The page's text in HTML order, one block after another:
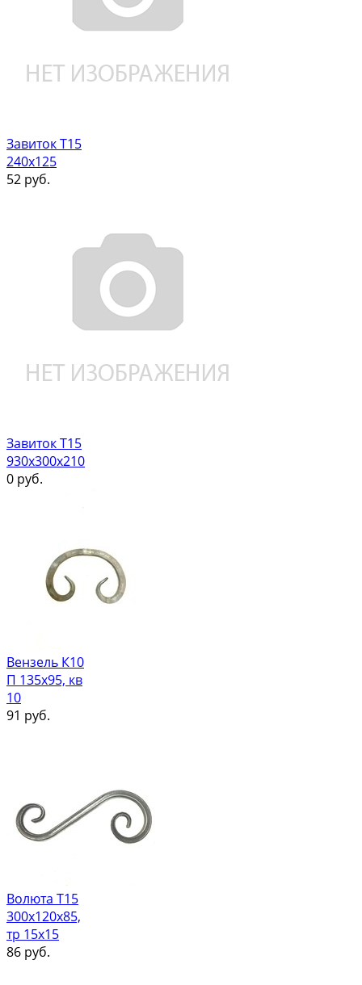
Завиток Т15
240х125
52 руб.
Завиток Т15
930х300х210
0 руб.
Вензель К10
П 135х95, кв
10
91 руб.
Волюта Т15
300х120х85,
тр 15х15
86 руб.